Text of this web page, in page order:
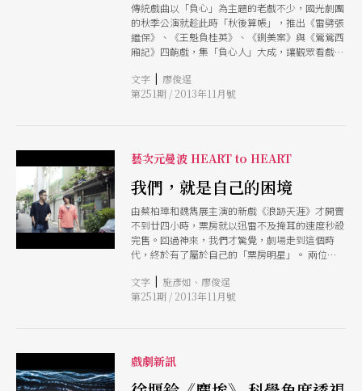
傳統戲曲以「負心」為主題的老戲不少，國光劇團
的秋季公演就趁此時「秋後算帳」，推出《雷劈張
繼保》、《王魁負桂英》、《鍘美案》與《鶯鶯西
廂記》四齣戲，集「負心人」大成，讓觀眾看戲大
文字 | 廖俊逞
第251期 / 2013年11月號
藝次元曼波 HEART to HEART
我們，就是自己的困境
由蔡柏璋和魏雋展主演的新戲《浪跡天涯》才開賣
不到廿四小時，票房就以迅雷不及掩耳的速度秒殺
完售。回過神來，我們才驚覺，劇場走到這個時
代，終於有了屬於自己的「票房明星」。 兩位集
績，無疑是同年齡層的創作者難以望其項背的蔡柏
璋，擁有嚴謹而完整的科班訓練，卻完全沒有學院
系統「雜食」，卻深厚紮實，表演作品如《最美的
時刻》、《假戲真作》，屢獲台新獎入圍肯定。
然而，他們並不以此自滿，反而不斷透過上課、旅
文字 | 施彥如、廖俊逞
第251期 / 2013年11月號
戲劇新訊